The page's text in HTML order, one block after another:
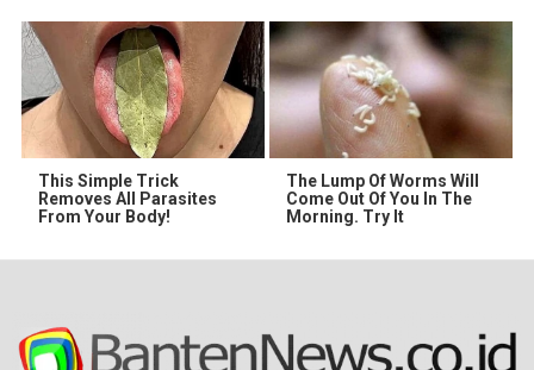
This Simple Trick
Removes All Parasites
From Your Body!
The Lump Of Worms Will
Come Out Of You In The
Morning. Try It